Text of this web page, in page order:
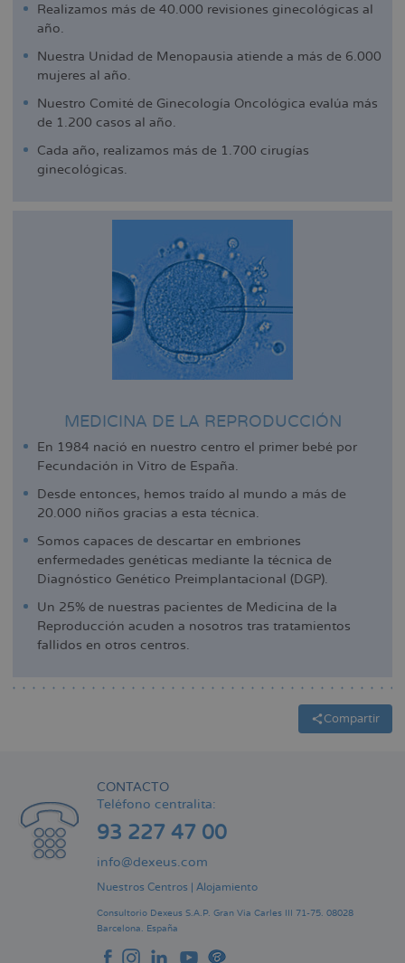
Realizamos más de 40.000 revisiones ginecológicas al
año.
Nuestra Unidad de Menopausia atiende a más de 6.000
mujeres al año.
Nuestro Comité de Ginecología Oncológica evalúa más
de 1.200 casos al año.
Cada año, realizamos más de 1.700 cirugías
ginecológicas.
MEDICINA DE LA REPRODUCCIÓN
En 1984 nació en nuestro centro el primer bebé por
Fecundación in Vitro de España.
Desde entonces, hemos traído al mundo a más de
20.000 niños gracias a esta técnica.
Somos capaces de descartar en embriones
enfermedades genéticas mediante la técnica de
Diagnóstico Genético Preimplantacional (DGP).
Un 25% de nuestras pacientes de Medicina de la
Reproducción acuden a nosotros tras tratamientos
fallidos en otros centros.
Compartir
CONTACTO
Teléfono centralita:
93 227 47 00
info@dexeus.com
Nuestros Centros Alojamiento
Consultorio Dexeus S.A.P. Gran Via Carles III 71-75. 08028
Barcelona. España